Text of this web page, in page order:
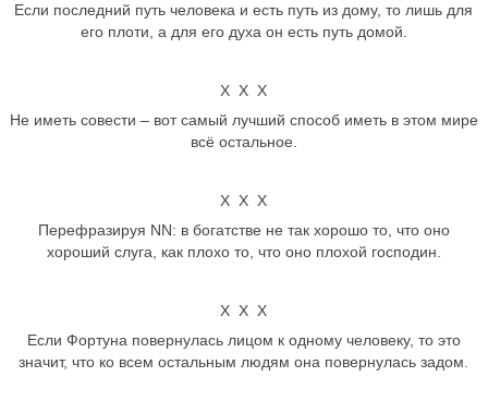
Если последний путь человека и есть путь из дому, то лишь для
его плоти, а для его духа он есть путь домой.
Х Х Х
Не иметь совести – вот самый лучший способ иметь в этом мире
всё остальное.
Х Х Х
Перефразируя NN: в богатстве не так хорошо то, что оно
хороший слуга, как плохо то, что оно плохой господин.
Х Х Х
Если Фортуна повернулась лицом к одному человеку, то это
значит, что ко всем остальным людям она повернулась задом.